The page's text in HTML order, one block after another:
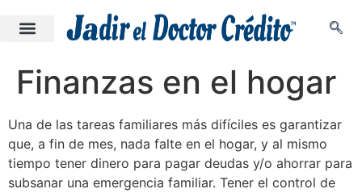
Finanzas en el hogar
Una de las tareas familiares más difíciles es garantizar
que, a fin de mes, nada falte en el hogar, y al mismo
tiempo tener dinero para pagar deudas y/o ahorrar para
subsanar una emergencia familiar. Tener el control de